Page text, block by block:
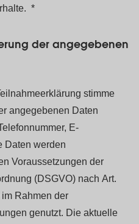
der angegebenen
stimme
angegebenen Daten
E-
Daten werden
Voraussetzungen der
(DSGVO) nach Art.
Rahmen der
genutzt. Die aktuelle